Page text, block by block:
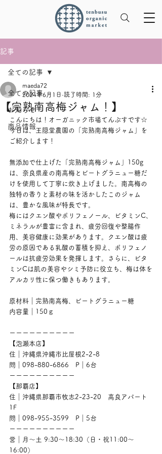
記事
全ての記事
お知らせ
商品情報
全ての記事
【完熟南高梅ジャム！】
maeda72
2024年6月1日 読了時間: 1分
こんにちは！オーガニック市場てんぶすです☆
今日は、‎王隠堂農園の「完熟南高梅ジャム」を
ご紹介します！
無添加で仕上げた「完熟南高梅ジャム」150g
は、奈良県産の南高梅とビートグラニュー糖だ
けを使用して丁寧に炊き上げました。南高梅の
独特の香りと素材の味を活かしたこのジャム
は、豊かな風味が特長です。
梅にはクエン酸やポリフェノール、ビタミンC、
ミネラルが豊富に含まれ、疲労回復や整腸作
用、美容健康に効果があります。クエン酸は疲
労の原因である乳酸の蓄積を抑え、ポリフェノ
ールは抗疲労効果を発揮します。さらに、ビタ
ミンCは肌の美容やシミ予防に役立ち、梅は体を
アルカリ性に保つ働きもあります。
原材料｜完熟南高梅、ビートグラニュー糖
内容量｜150ｇ
ーーーーーーーーーー
【泡瀬本店】
住｜沖縄県沖縄市比屋根2-2-8
問｜098-880-6866　P｜6台
ーーーーーーーーーー
【那覇店】
住｜沖縄県那覇市牧志2-23-20　高良アパート
1F
問｜098-955-3599　P｜5台
ーーーーーーーーーー
営｜月〜土 9:30〜18:30（日・祝11:00〜
16:00）